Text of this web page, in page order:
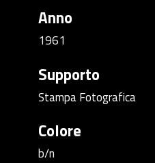
Anno
1961
Supporto
Stampa Fotografica
Colore
b/n